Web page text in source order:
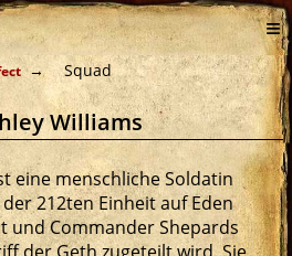
≡
Squad
Williams
eine menschliche Soldatin
212ten Einheit auf Eden
und Commander Shepards
der Geth zugeteilt wird. Sie